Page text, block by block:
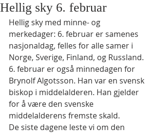
Hellig sky 6. februar
Hellig sky med minne- og
merkedager: 6. februar er samenes
nasjonaldag, felles for alle samer i
Norge, Sverige, Finland, og Russland.
6. februar er også minnedagen for
Brynolf Algotsson. Han var en svensk
biskop i middelalderen. Han gjelder
for å være den svenske
middelalderens fremste skald.
De siste dagene leste vi om den